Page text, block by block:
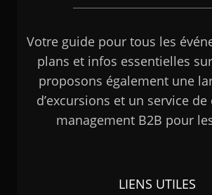
Votre guide pour tous les
plans et infos essentielles
proposons également une
d’excursions et un service
management B2B pour
LIENS UTILES